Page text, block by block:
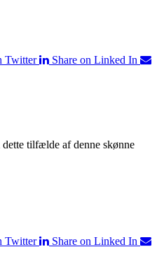
Twitter
Share on Linked In
tilfælde af denne skønne
Twitter
Share on Linked In